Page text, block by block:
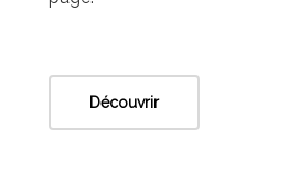
Découvrir